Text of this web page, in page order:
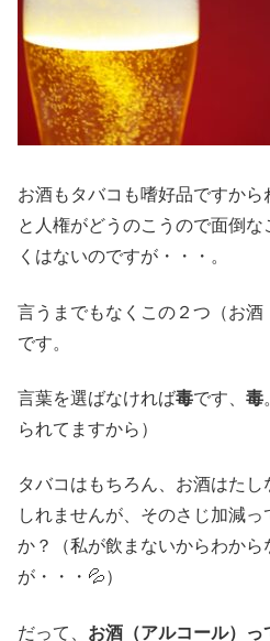
お酒もタバコも嗜好品ですから
と人権がどうのこうので面倒
くはないのですが・・・。
言うまでもなくこの２つ（お
です。
言葉を選ばなければ毒です、 毒
られてますから）
タバコはもちろん、お酒はた
しれませんが、そのさじ加減
か？（私が飲まないからわか
が・・・💦）
だって、 お酒（アルコール）